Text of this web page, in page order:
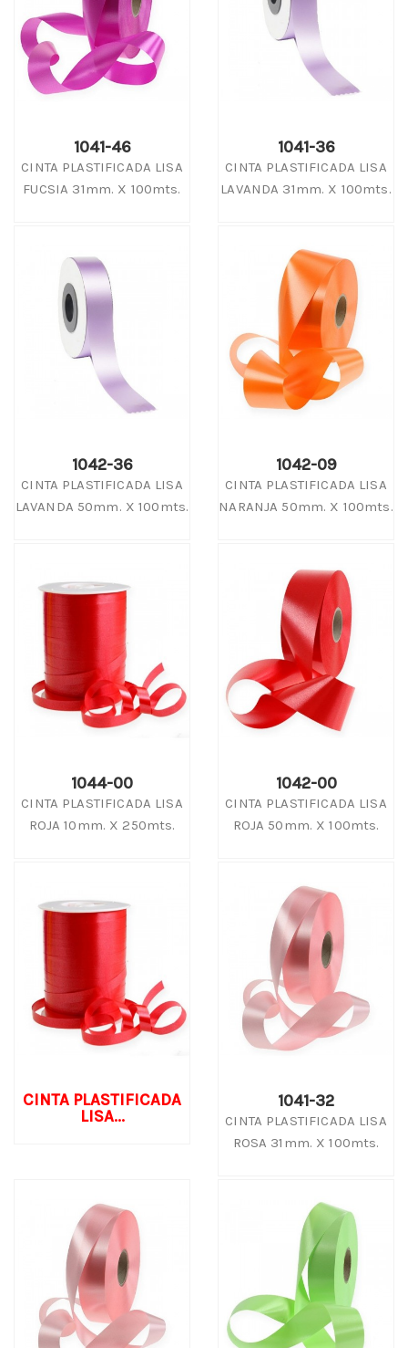
1041-46
CINTA PLASTIFICADA LISA
FUCSIA 31mm. X 100mts.
1041-36
CINTA PLASTIFICADA LISA
LAVANDA 31mm. X 100mts.
1042-36
CINTA PLASTIFICADA LISA
LAVANDA 50mm. X 100mts.
1042-09
CINTA PLASTIFICADA LISA
NARANJA 50mm. X 100mts.
1044-00
CINTA PLASTIFICADA LISA
ROJA 10mm. X 250mts.
1042-00
CINTA PLASTIFICADA LISA
ROJA 50mm. X 100mts.
CINTA PLASTIFICADA
LISA...
1041-32
CINTA PLASTIFICADA LISA
ROSA 31mm. X 100mts.